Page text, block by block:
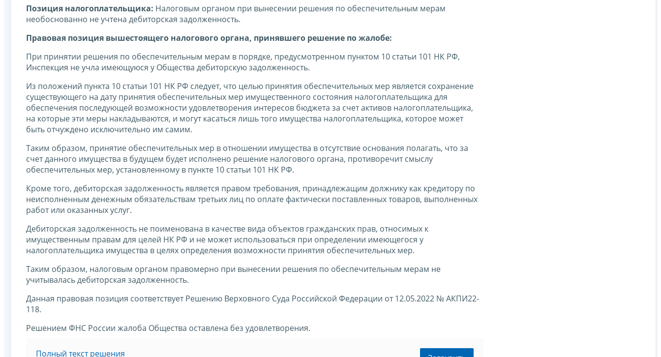
Позиция налогоплательщика: Налоговым органом при вынесении решения по обеспечительным мерам
необоснованно не учтена дебиторская задолженность.
Правовая позиция вышестоящего налогового органа, принявшего решение по жалобе:
При принятии решения по обеспечительным мерам в порядке, предусмотренном пунктом 10 статьи 101 НК РФ,
Инспекция не учла имеющуюся у Общества дебиторскую задолженность.
Из положений пункта 10 статьи 101 НК РФ следует, что целью принятия обеспечительных мер является сохранение
существующего на дату принятия обеспечительных мер имущественного состояния налогоплательщика для
обеспечения последующей возможности удовлетворения интересов бюджета за счет активов налогоплательщика,
на которые эти меры накладываются, и могут касаться лишь того имущества налогоплательщика, которое может
быть отчуждено исключительно им самим.
Таким образом, принятие обеспечительных мер в отношении имущества в отсутствие основания полагать, что за
счет данного имущества в будущем будет исполнено решение налогового органа, противоречит смыслу
обеспечительных мер, установленному в пункте 10 статьи 101 НК РФ.
Кроме того, дебиторская задолженность является правом требования, принадлежащим должнику как кредитору по
неисполненным денежным обязательствам третьих лиц по оплате фактически поставленных товаров, выполненных
работ или оказанных услуг.
Дебиторская задолженность не поименована в качестве вида объектов гражданских прав, относимых к
имущественным правам для целей НК РФ и не может использоваться при определении имеющегося у
налогоплательщика имущества в целях определения возможности принятия обеспечительных мер.
Таким образом, налоговым органом правомерно при вынесении решения по обеспечительным мерам не
учитывалась дебиторская задолженность.
Данная правовая позиция соответствует Решению Верховного Суда Российской Федерации от 12.05.2022 № АКПИ22-
118.
Решением ФНС России жалоба Общества оставлена без удовлетворения.
Полный текст решения